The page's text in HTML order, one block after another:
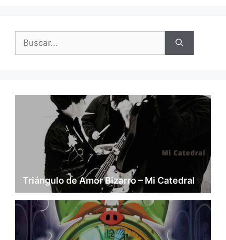
Triángulo de Amor Bizarro – Mi Catedral